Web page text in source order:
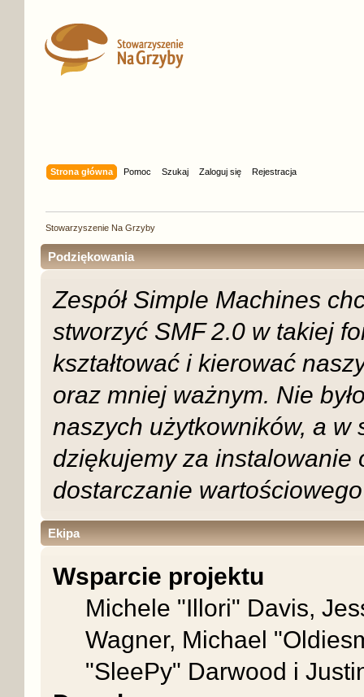
Strona główna Pomoc Szukaj Zaloguj się Rejestracja
Stowarzyszenie Na Grzyby
Podziękowania
Zespół Simple Machines
stworzyć SMF 2.0 w takiej
kształtować i kierować
oraz mniej ważnym. Nie
naszych użytkowników, a
dziękujemy za
dostarczanie
Ekipa
Wsparcie projektu
Michele "Illori" Davis,
Wagner, Michael
"SleePy" Darwood i